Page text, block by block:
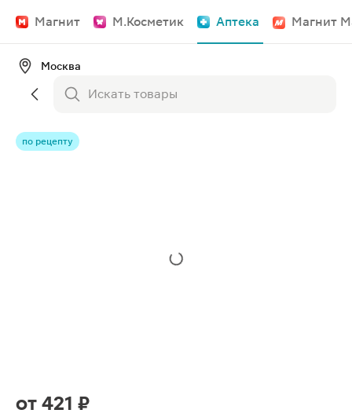
Магнит М.Косметик Аптека Магнит
Москва
по рецепту
от 421 ₽